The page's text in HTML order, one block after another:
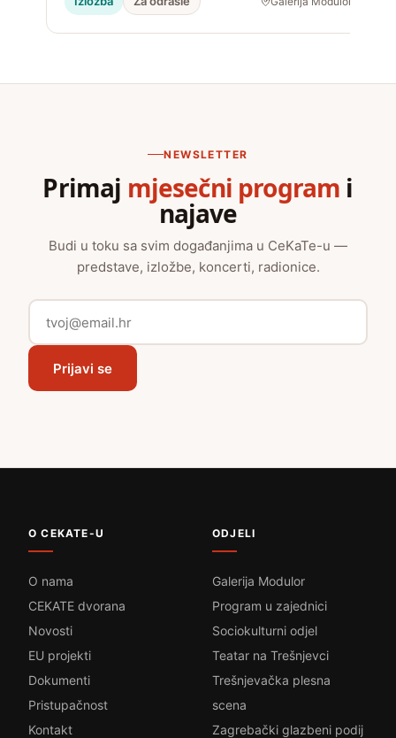
NEWSLETTER
Primaj mjesečni program i
najave
Budi u toku sa svim događanjima u CeKaTe-u —
predstave, izložbe, koncerti, radionice.
Prijavi se
O CEKATE-U
O nama
CEKATE dvorana
Novosti
EU projekti
Dokumenti
Pristupačnost
Kontakt
ODJELI
Galerija Modulor
Program u zajednici
Sociokulturni odjel
Teatar na Trešnjevci
Trešnjevačka plesna
scena
Zagrebački glazbeni podij